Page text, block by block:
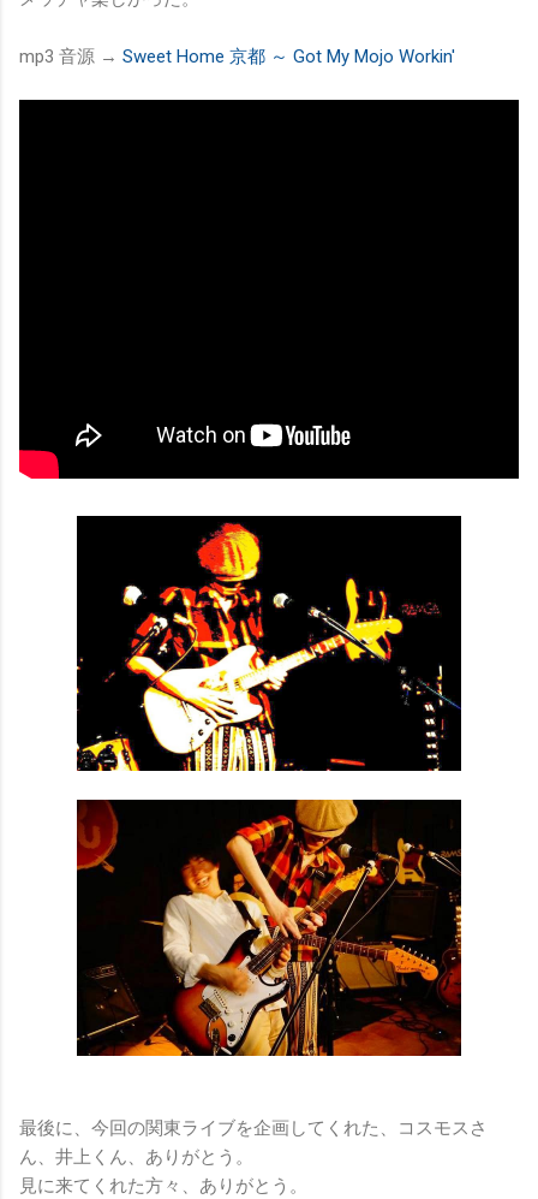
mp3 音源 → Sweet Home 京都 ～ Got My Mojo Workin'
最後に、今回の関東ライブを企画してくれた、コスモスさ
ん、井上くん、ありがとう。
見に来てくれた方々、ありがとう。